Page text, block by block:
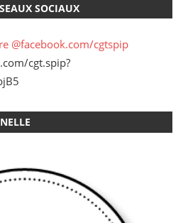
SOCIAUX
@facebook.com/cgtspip
cgt.spip?